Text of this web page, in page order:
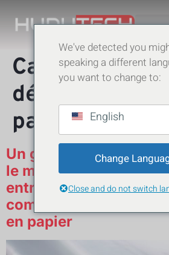
Catégorie :
détail de
papier
Un guide
le meilleur système
entreprises de vente
commerce
en papier
We've detected you
speaking a different
you want to change to:
English
Change
Close and do not switch